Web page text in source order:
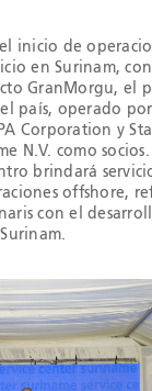
inicio de
en Surinam,
GranMorgu, el
país, operado por
Corporation y
N.V. como
brindará
offshore,
con el